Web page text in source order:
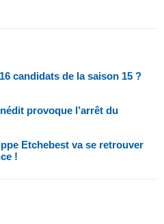
candidats de la saison 15 ?
provoque l’arrêt du
Etchebest va se retrouver
!